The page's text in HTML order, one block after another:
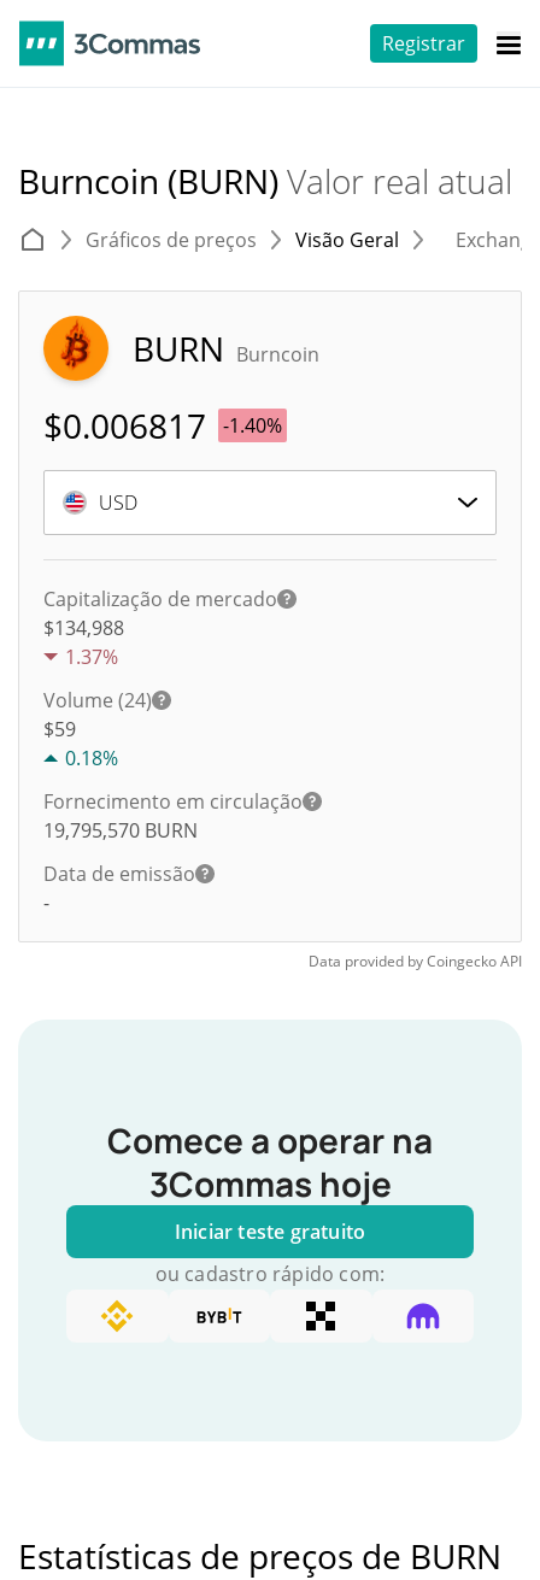
Registrar
Burncoin (BURN)Valor real atual
Gráficos de preços Visão Geral
BURN Burncoin
$0.006817 -1.40%
USD
Capitalização de mercado
$134,988
1.37%
Volume (24)
$59
0.18%
Fornecimento em circulação
19,795,570 BURN
Data de emissão
-
Data provided byCoingeckoAPI
Comece a operar na
3Commas hoje
Iniciar teste gratuito
ou cadastro rápido com:
Estatísticas de preços de BURN